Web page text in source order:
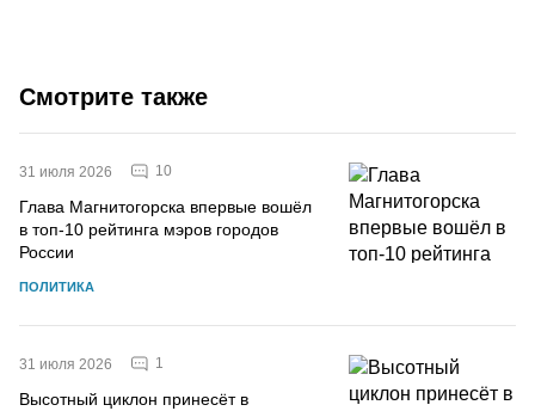
Смотрите также
31 июля 2026 10
Глава Магнитогорска впервые вошёл
в топ-10 рейтинга мэров городов
России
ПОЛИТИКА
31 июля 2026 1
Высотный циклон принесёт в